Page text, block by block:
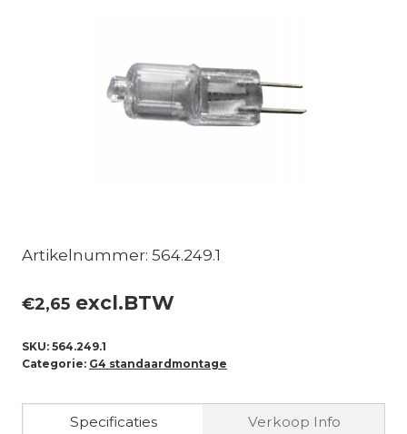
Artikelnummer: 564.249.1
€2,65 excl.BTW
SKU: 564.249.1
Categorie: G4 standaardmontage
Specificaties Verkoop Info